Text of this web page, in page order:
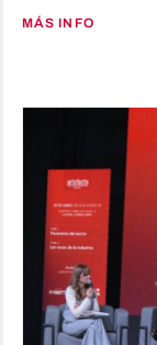
MÁS INFO